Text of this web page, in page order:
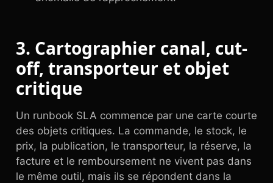
3. Cartographier canal, cut-
off, transporteur et objet
critique
Un runbook SLA commence par une carte courte
des objets critiques. La commande, le stock, le
prix, la publication, le transporteur, la réserve, la
facture et le remboursement ne vivent pas dans
le même outil, mais ils se répondent dans la